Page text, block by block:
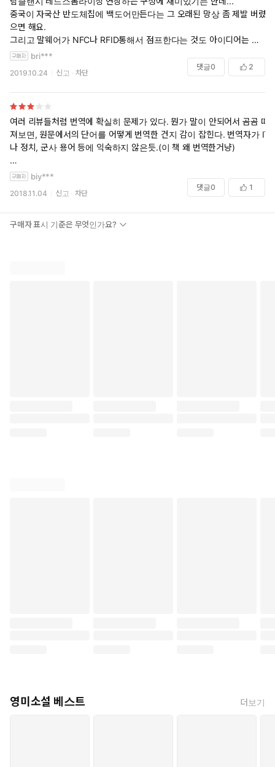
중국이 자국산 반도체칩에 백도어만든다는 그 오래된 망상 좀 제발 버렸
으면 해요.
그리고 말웨어가 NFC나 RFID통해서 점프한다는 것도 아이디어는 좋은
데
탐클랜시는 정말 당시 기술이나 정치경제적 상황을 면밀하게 분석해서
타당성 있는
걸작을 내놨는데, 이 아류작은 중국때리기에 기반한 환상에 가깝습니다.
엄밀히 말하면 냉전기 소련이 미국에 대한 도발이 가능할 정도의 군사력
에 도달한적이 단 한번도 없었던게 최근에 밝혀진걸 보면 탐클랜시 소설
도 사실 환상입니다.
bri***
2019.10.24 신고 차단
댓글0 2
여러 리뷰들처럼 번역에 확실히 문제가 있다. 뭔가 말이 안되어서 곰곰 따
져보면, 원문에서의 단어를 어떻게 번역한 건지 감이 잡힌다. 번역자가 IT
나 정치, 군사 용어 등에 익숙하지 않은듯.(이 책 왜 번역한거냥)
내용 자체는 흥미가 있다. 미중이 10년 후에 전쟁을 벌인다면 어떤 시나
리오일지 나름 개연성있게 진행되고, IT기술의 발전이 어떤 식으로 영향
을 끼칠지 생각해 볼 수 있다.
그러나 말 그대로 '시나리오'여서, 소설적 재미는 떨어진다. 다수의 주인
biy***
2018.11.04 신고 차단
댓글0 1
구매자 표시 기준은 무엇인가요?
영미소설 베스트 더보기